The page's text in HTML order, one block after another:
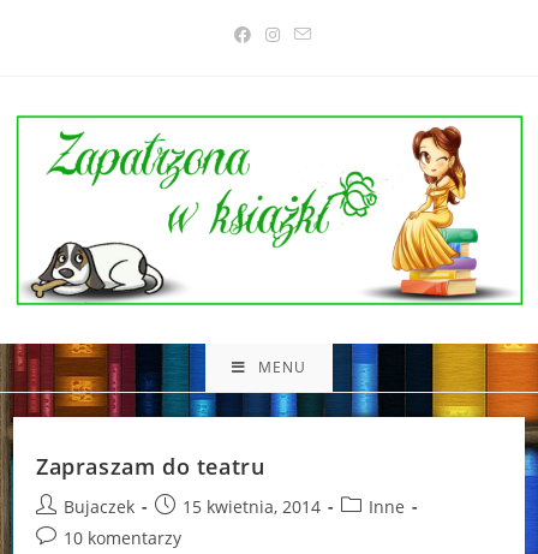
MENU
Zapraszam do teatru
Post
author:
Bujaczek
Post
published:
15 kwietnia, 2014
PostInne
Post10 komentarzy